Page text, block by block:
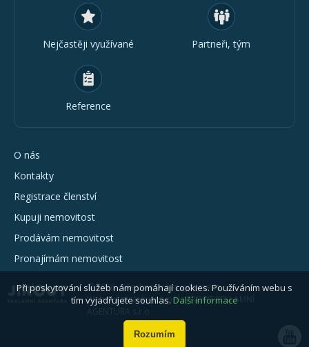
Nejčastěji využívané Partneři, tým
Reference
O nás
Kontakty
Registrace členství
Kupuji nemovitost
Prodávám nemovitost
Pronajímám nemovitost
© 2026 - všechna práva vyhrazena
Webové stránky vytvořila JIROUT REKLAMNÍ
Při poskytování služeb nám pomáhají cookies. Používáním webu s
tím vyjadřujete souhlas. Další informace
Rozumím